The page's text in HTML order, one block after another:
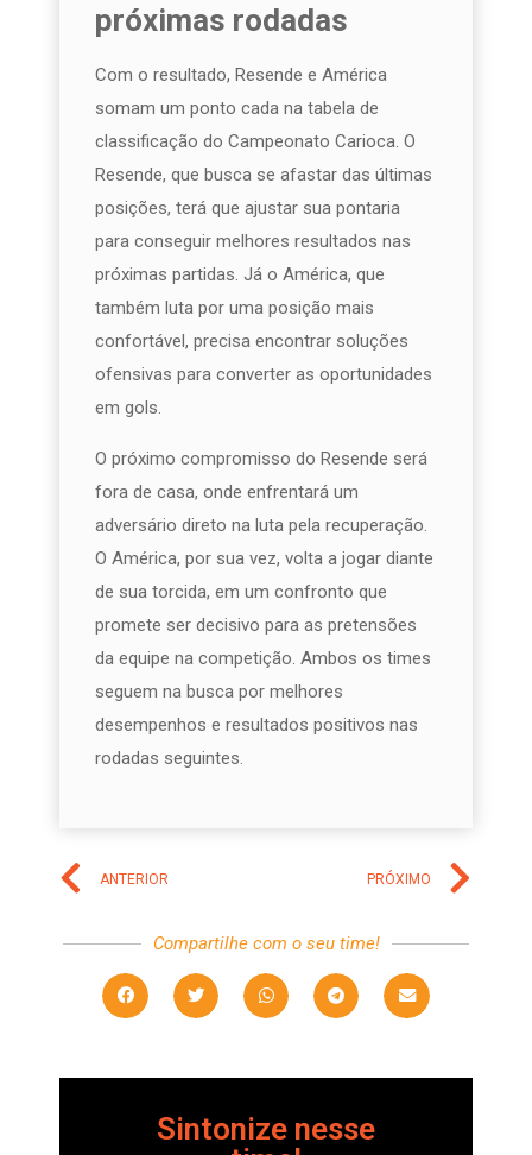
próximas rodadas
Com o resultado, Resende e América
somam um ponto cada na tabela de
classificação do Campeonato Carioca. O
Resende, que busca se afastar das últimas
posições, terá que ajustar sua pontaria
para conseguir melhores resultados nas
próximas partidas. Já o América, que
também luta por uma posição mais
confortável, precisa encontrar soluções
ofensivas para converter as oportunidades
em gols.
O próximo compromisso do Resende será
fora de casa, onde enfrentará um
adversário direto na luta pela recuperação.
O América, por sua vez, volta a jogar diante
de sua torcida, em um confronto que
promete ser decisivo para as pretensões
da equipe na competição. Ambos os times
seguem na busca por melhores
desempenhos e resultados positivos nas
rodadas seguintes.
ANTERIOR PRÓXIMO
Compartilhe com o seu time!
Sintonize nesse